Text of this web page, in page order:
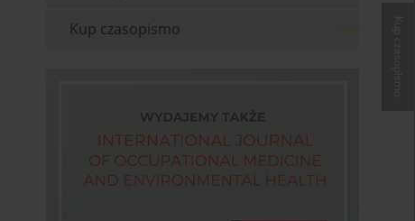
Kup czasopismo